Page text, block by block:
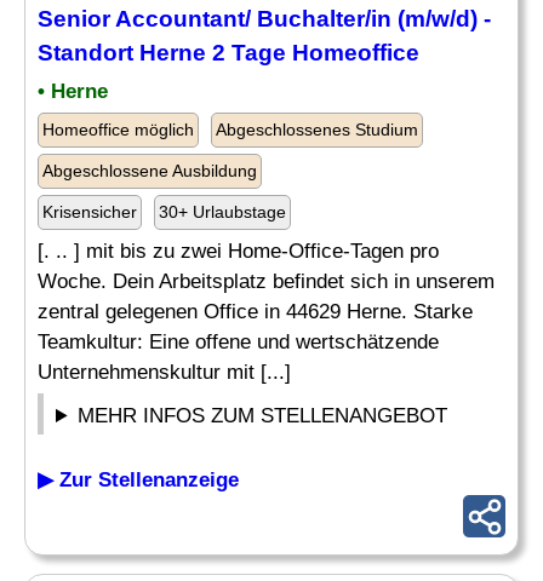
Senior Accountant/ Buchalter/in (m/w/d) -
Standort Herne 2 Tage Homeoffice
• Herne
Homeoffice möglich Abgeschlossenes Studium
Abgeschlossene Ausbildung
Krisensicher 30+ Urlaubstage
[. .. ] mit bis zu zwei Home-Office-Tagen pro
Woche. Dein Arbeitsplatz befindet sich in unserem
zentral gelegenen Office in 44629 Herne. Starke
Teamkultur: Eine offene und wertschätzende
Unternehmenskultur mit [...]
MEHR INFOS ZUM STELLENANGEBOT
▶ Zur Stellenanzeige